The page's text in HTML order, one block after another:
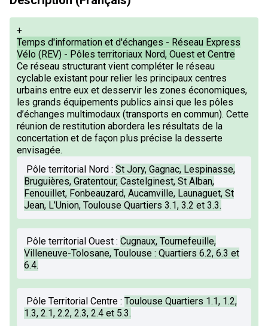
+
Temps d'information et d'échanges - Réseau Express
Vélo (REV) - Pôles territoriaux Nord, Ouest et Centre
Ce réseau structurant vient compléter le réseau
cyclable existant pour relier les principaux centres
urbains entre eux et desservir les zones économiques,
les grands équipements publics ainsi que les pôles
d’échanges multimodaux (transports en commun). Cette
réunion de restitution abordera les résultats de la
concertation et de façon plus précise la desserte
envisagée.
Pôle territorial Nord : St Jory, Gagnac, Lespinasse,
Bruguières, Gratentour, Castelginest, St Alban,
Fenouillet, Fonbeauzard, Aucamville, Launaguet, St
Jean, L’Union, Toulouse Quartiers 3.1, 3.2 et 3.3.
Pôle territorial Ouest : Cugnaux, Tournefeuille,
Villeneuve-Tolosane, Toulouse : Quartiers 6.2, 6.3 et
6.4.
Pôle Territorial Centre : Toulouse Quartiers 1.1, 1.2,
1.3, 2.1, 2.2, 2.3, 2.4 et 5.3.